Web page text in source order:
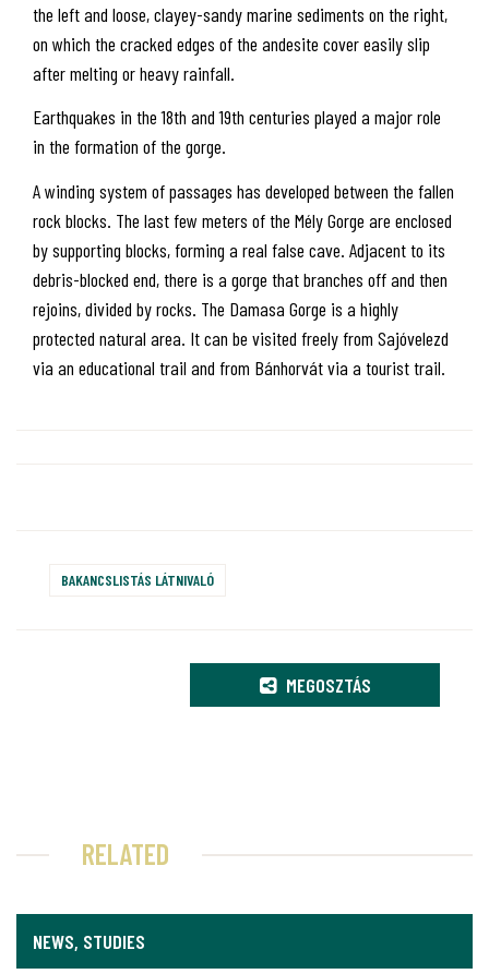
the left and loose, clayey-sandy marine sediments on the right,
on which the cracked edges of the andesite cover easily slip
after melting or heavy rainfall.
Earthquakes in the 18th and 19th centuries played a major role
in the formation of the gorge.
A winding system of passages has developed between the fallen
rock blocks. The last few meters of the Mély Gorge are enclosed
by supporting blocks, forming a real false cave. Adjacent to its
debris-blocked end, there is a gorge that branches off and then
rejoins, divided by rocks. The Damasa Gorge is a highly
protected natural area. It can be visited freely from Sajóvelezd
via an educational trail and from Bánhorvát via a tourist trail.
BAKANCSLISTÁS LÁTNIVALÓ
MEGOSZTÁS
RELATED
NEWS, STUDIES